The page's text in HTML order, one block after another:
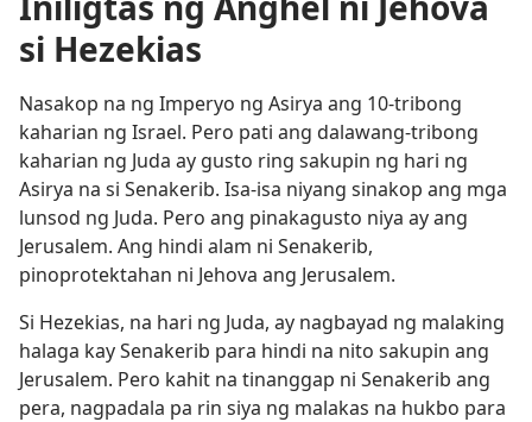
si Hezekias
Nasakop na ng Imperyo ng Asirya ang 10-tribong
kaharian ng Israel. Pero pati ang dalawang-tribong
kaharian ng Juda ay gusto ring sakupin ng hari ng
Asirya na si Senakerib. Isa-isa niyang sinakop ang mga
lunsod ng Juda. Pero ang pinakagusto niya ay ang
Jerusalem. Ang hindi alam ni Senakerib,
pinoprotektahan ni Jehova ang Jerusalem.
Si Hezekias, na hari ng Juda, ay nagbayad ng malaking
halaga kay Senakerib para hindi na nito sakupin ang
Jerusalem. Pero kahit na tinanggap ni Senakerib ang
pera, nagpadala pa rin siya ng malakas na hukbo para